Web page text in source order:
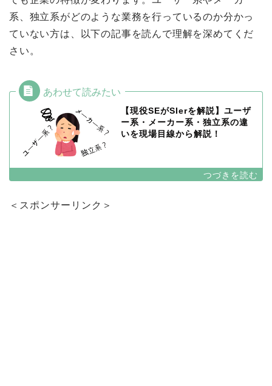
系、独立系がどのような業務を行っているのか分かっ
ていない方は、以下の記事を読んで理解を深めてくだ
さい。
【現役SEがSIerを解説】ユーザ
ー系・メーカー系・独立系の違
いを現場目線から解説！
＜スポンサーリンク＞